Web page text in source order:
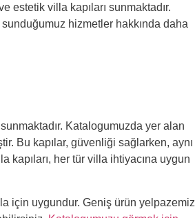
estetik villa kapıları sunmaktadır.
hizmetler hakkında daha
Katalogumuzda yer alan
Bu kapılar, güvenliği sağlarken, aynı
kapıları, her tür villa ihtiyacına uygun
için uygundur. Geniş ürün yelpazemiz